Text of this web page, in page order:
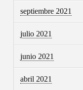
septiembre 2021
julio 2021
junio 2021
abril 2021